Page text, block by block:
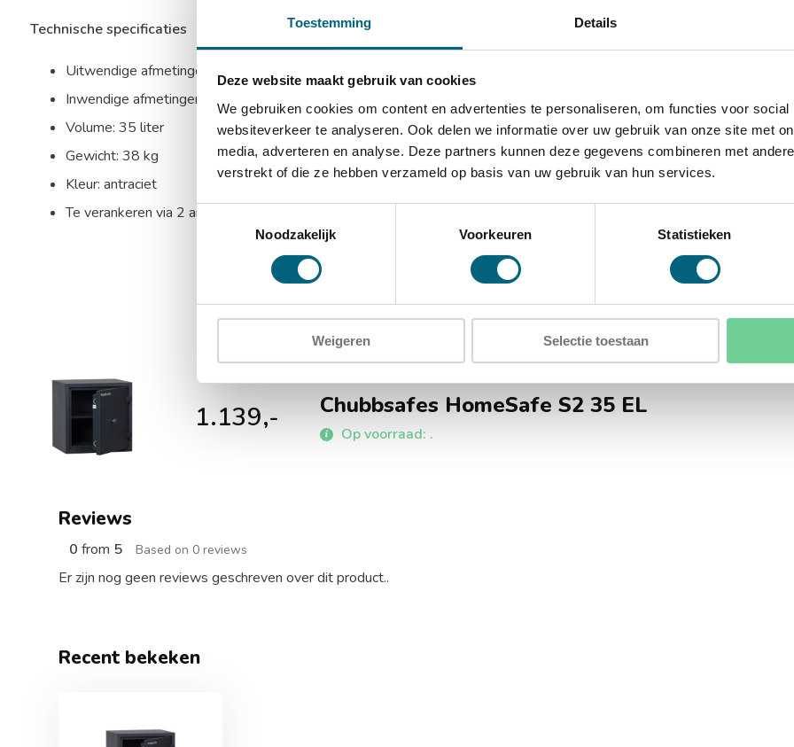
Toestemming Details
Deze website maakt gebruik van cookies
We gebruiken cookies om content en advertenties te personaliseren, om functies voor
websiteverkeer te analyseren. Ook delen we informatie over uw gebruik van onze site met
media, adverteren en analyse. Deze partners kunnen deze gegevens combineren met
verstrekt of die ze hebben verzameld op basis van uw gebruik van hun services.
Toestemmingsselectie
Noodzakelijk
Voorkeuren Statistieken
Weigeren Selectie toestaan
Technische specificaties
Uitwendige afmetingen: 450 x 445 x 390 mm (HxBxD)
Inwendige afmetingen: 360 x 355 x 281 mm (HxBxD)
Volume: 35 liter
Gewicht: 38 kg
Kleur: antraciet
Te verankeren via 2 ankergat in de bodem en 2 ankergaten in de achterwand
1.139,- Chubbsafes HomeSafe S2 35 EL
Op voorraad: .
Reviews
0 from 5 Based on 0 reviews
Er zijn nog geen reviews geschreven over dit product..
Recent bekeken